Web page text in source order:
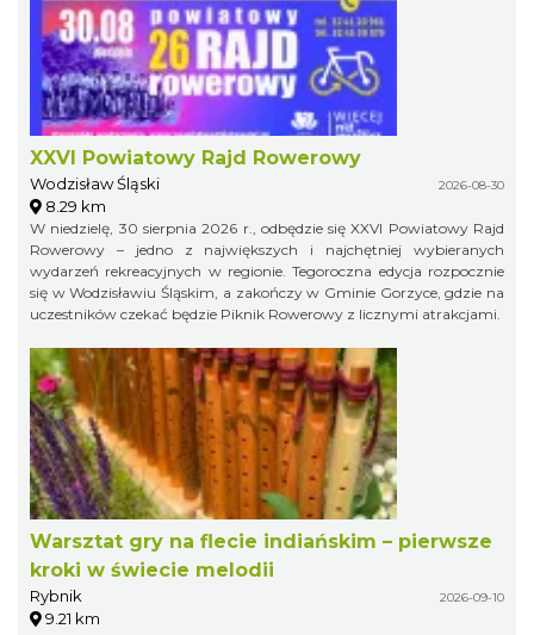
XXVI Powiatowy Rajd Rowerowy
Wodzisław Śląski 2026-08-30
8.29 km
W niedzielę, 30 sierpnia 2026 r., odbędzie się XXVI Powiatowy Rajd
Rowerowy – jedno z największych i najchętniej wybieranych
wydarzeń rekreacyjnych w regionie. Tegoroczna edycja rozpocznie
się w Wodzisławiu Śląskim, a zakończy w Gminie Gorzyce, gdzie na
uczestników czekać będzie Piknik Rowerowy z licznymi atrakcjami.
Warsztat gry na flecie indiańskim – pierwsze
kroki w świecie melodii
Rybnik 2026-09-10
9.21 km